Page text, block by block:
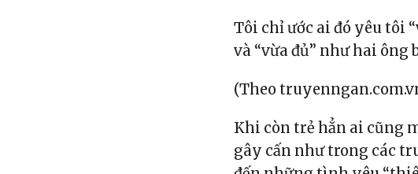
Tôi chỉ ước ai đó yêu tôi
và “vừa đủ” như hai
(Theo
Khi còn trẻ hẳn ai cũng
gây cấn như trong các